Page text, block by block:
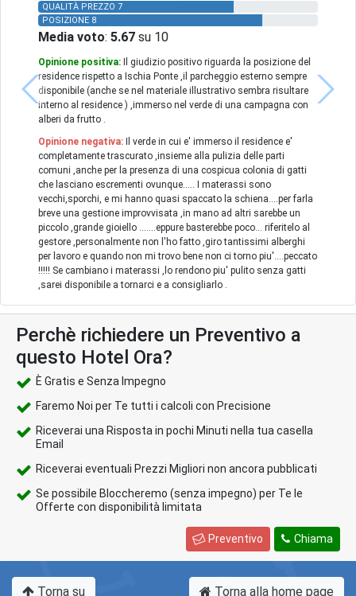
QUALITÀ PREZZO 7
POSIZIONE 8
Media voto:5.67 su 10
Opinione positiva:
Il giudizio positivo riguarda la posizione del
residence rispetto a Ischia Ponte ,il parcheggio esterno sempre
disponibile (anche se nel materiale illustrativo sembra risultare
interno al residence ) ,immerso nel verde di una campagna con
alberi da frutto .
Opinione negativa:
Il verde in cui e' immerso il residence e'
completamente trascurato ,insieme alla pulizia delle parti
comuni ,anche per la presenza di una cospicua colonia di gatti
che lasciano escrementi ovunque..... I materassi sono
vecchi,sporchi, e mi hanno quasi spaccato la schiena....per farla
breve una gestione improvvisata ,in mano ad altri sarebbe un
piccolo ,grande gioiello .......eppure basterebbe poco... riferitelo al
gestore ,personalmente non l'ho fatto ,giro tantissimi alberghi
per lavoro e quando non mi trovo bene non ci torno piu'....peccato
!!!!! Se cambiano i materassi ,lo rendono piu' pulito senza gatti
,sarei disponibile a tornarci e a consigliarlo .
Perchè richiedere un Preventivo a
questo Hotel Ora?
È Gratis e Senza Impegno
Faremo Noi per Te tutti i calcoli con Precisione
Riceverai una Risposta in pochi Minuti nella tua casella
Email
Riceverai eventuali Prezzi Migliori non ancora pubblicati
Se possibile Bloccheremo (senza impegno) per Te le
Offerte con disponibilità limitata
Chiama
Preventivo
Torna su Torna alla home page